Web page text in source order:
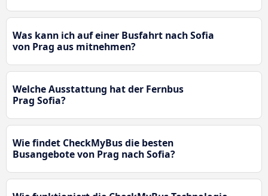
Was kann ich auf einer Busfahrt nach Sofia
von Prag aus mitnehmen?
Welche Ausstattung hat der Fernbus
Prag Sofia?
Wie findet CheckMyBus die besten
Busangebote von Prag nach Sofia?